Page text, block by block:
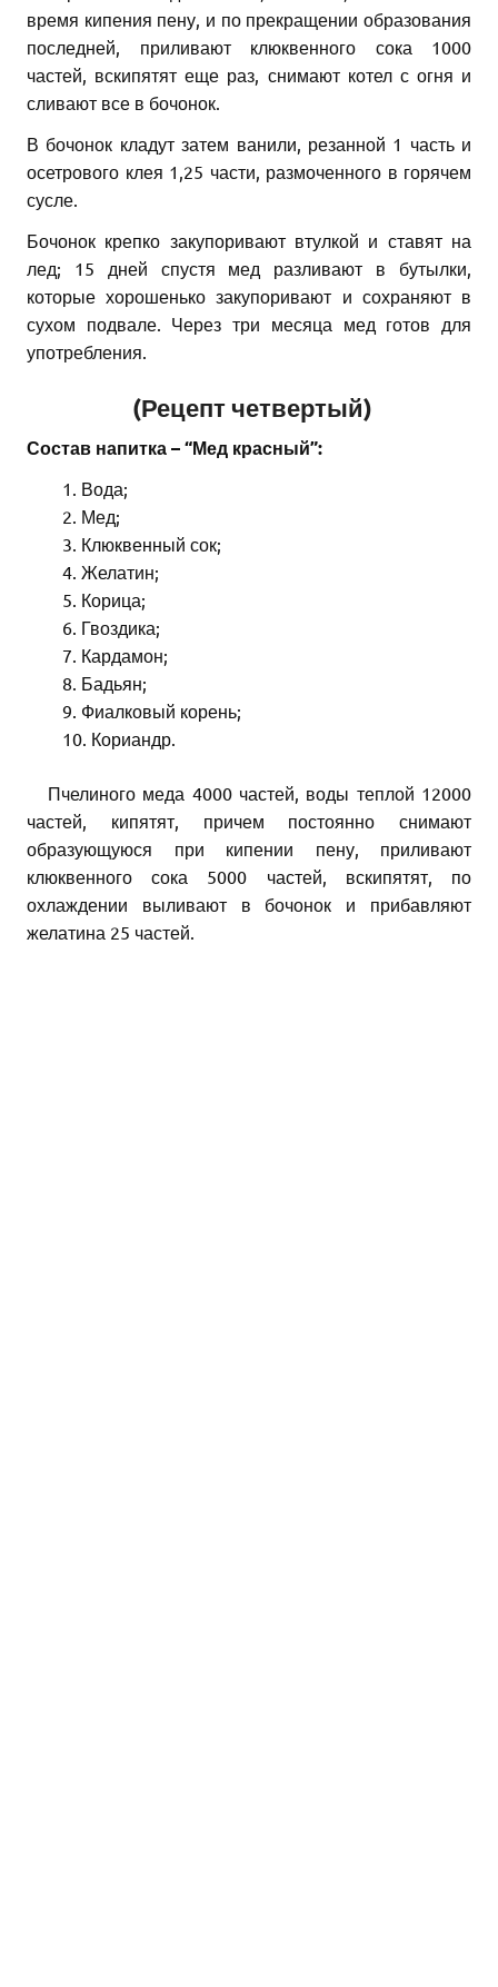
время кипения пену, и по прекращении образования
последней, приливают клюквенного сока 1000
частей, вскипятят еще раз, снимают котел с огня и
сливают все в бочонок.
В бочонок кладут затем ванили, резанной 1 часть и
осетрового клея 1,25 части, размоченного в горячем
сусле.
Бочонок крепко закупоривают втулкой и ставят на
лед; 15 дней спустя мед разливают в бутылки,
которые хорошенько закупоривают и сохраняют в
сухом подвале. Через три месяца мед готов для
употребления.
(Рецепт четвертый)
Состав напитка – “Мед красный”:
Вода;
Мед;
Клюквенный сок;
Желатин;
Корица;
Гвоздика;
Кардамон;
Бадьян;
Фиалковый корень;
Кориандр.
Пчелиного меда 4000 частей, воды теплой 12000
частей, кипятят, причем постоянно снимают
образующуюся при кипении пену, приливают
клюквенного сока 5000 частей, вскипятят, по
охлаждении выливают в бочонок и прибавляют
желатина 25 частей.